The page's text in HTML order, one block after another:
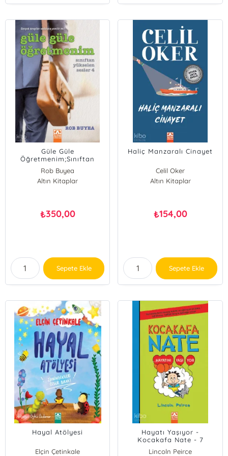
Güle Güle
Öğretmenim;Sınıftan
Yükselen Sesler 4
Rob Buyea
Altın Kitaplar
₺350,00
Sepete Ekle
Haliç Manzaralı Cinayet
Celil Oker
Altın Kitaplar
₺154,00
Sepete Ekle
Hayal Atölyesi
Elçin Çetinkale
Hayatı Yaşıyor -
Kocakafa Nate - 7
Lincoln Peirce